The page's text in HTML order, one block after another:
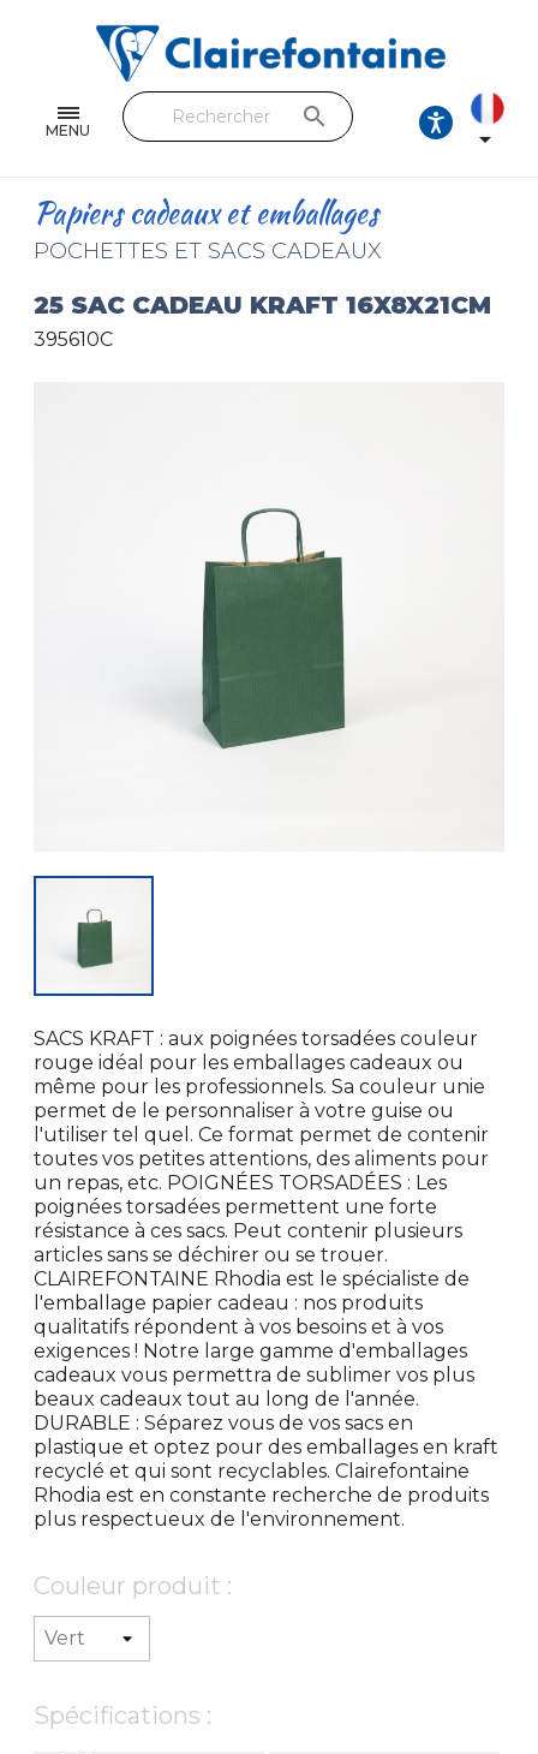
MENU
Feuilles & Copies
Beaux-arts & Dessin
Loisirs créatifs
Cuir & trousses
search

Papiers cadeaux et emballages
POCHETTES ET SACS CADEAUX
25 SAC CADEAU KRAFT 16X8X21CM
395610C
SACS KRAFT : aux poignées torsadées couleur
rouge idéal pour les emballages cadeaux ou
même pour les professionnels. Sa couleur unie
permet de le personnaliser à votre guise ou
l'utiliser tel quel. Ce format permet de contenir
toutes vos petites attentions, des aliments pour
un repas, etc. POIGNÉES TORSADÉES : Les
poignées torsadées permettent une forte
résistance à ces sacs. Peut contenir plusieurs
articles sans se déchirer ou se trouer.
CLAIREFONTAINE Rhodia est le spécialiste de
l'emballage papier cadeau : nos produits
qualitatifs répondent à vos besoins et à vos
exigences ! Notre large gamme d'emballages
cadeaux vous permettra de sublimer vos plus
beaux cadeaux tout au long de l'année.
DURABLE : Séparez vous de vos sacs en
plastique et optez pour des emballages en kraft
recyclé et qui sont recyclables. Clairefontaine
Rhodia est en constante recherche de produits
plus respectueux de l'environnement.
Couleur produit :
Spécifications :